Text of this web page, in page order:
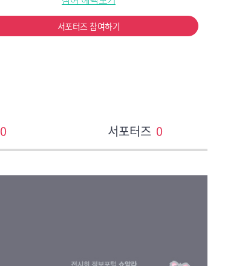
서포터즈 참여하기
0 서포터즈 0